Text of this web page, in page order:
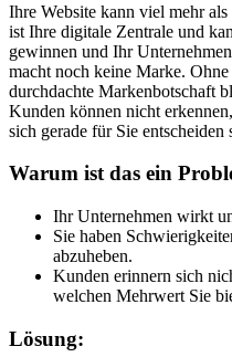
Ihre Website kann viel mehr
ist Ihre digitale Zentrale und
gewinnen und Ihr
macht noch keine Marke.
durchdachte Markenbotschaft
Kunden können nicht
sich gerade für Sie entscheiden
Warum ist das ein
Ihr Unternehmen wirkt
Sie haben
abzuheben.
Kunden erinnern sich
welchen Mehrwert Sie
Lösung: